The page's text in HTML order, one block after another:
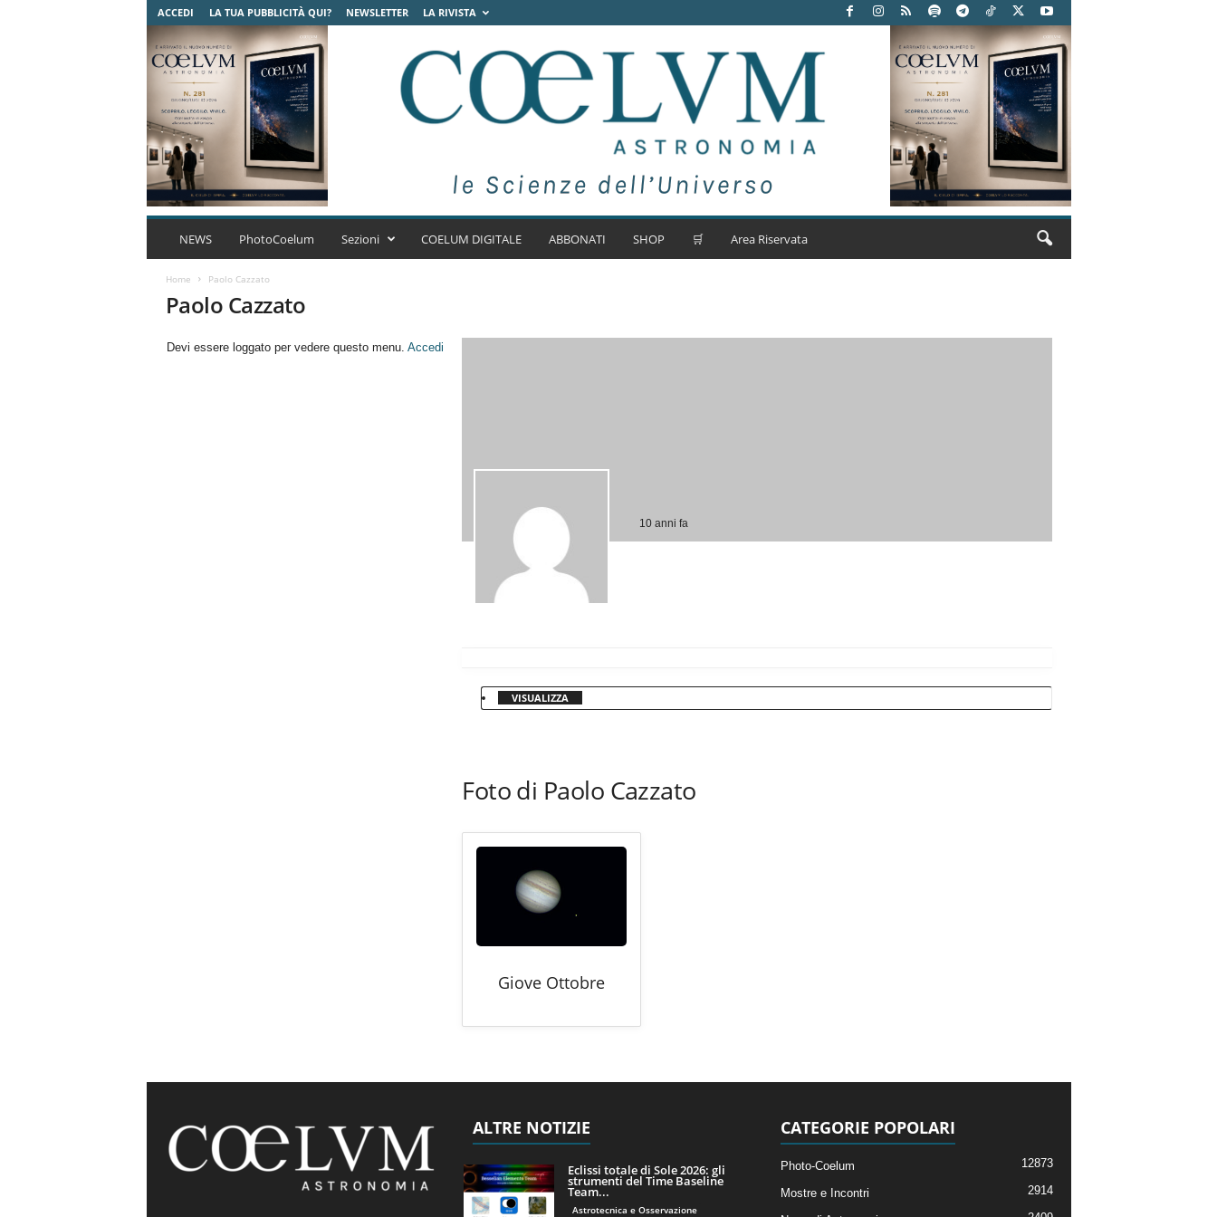
ACCEDI LA TUA PUBBLICITÀ QUI? NEWSLETTER LA RIVISTA
C
s
NEWS PhotoCoelum Sezioni COELUM DIGITALE ABBONATI SHOP 🛒 Area Riservata
Home Paolo Cazzato
Paolo Cazzato
Devi essere loggato per vedere questo menu. Accedi
10 anni fa
VISUALIZZA
Foto di Paolo Cazzato
Giove Ottobre
ALTRE NOTIZIE
Eclissi totale di Sole 2026: gli
strumenti del Time Baseline
Team...
Astrotecnica e Osservazione
CATEGORIE POPOLARI
Photo-Coelum 12873
Mostre e Incontri 2914